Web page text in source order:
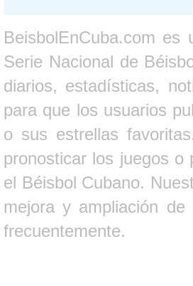
BeisbolEnCuba.com
Serie Nacional de
diarios, estadísticas,
para que los usuarios
o sus estrellas
pronosticar los juegos
el Béisbol Cubano.
mejora y ampliación
frecuentemente.